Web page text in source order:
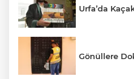
Urfa’da
Gönüllere